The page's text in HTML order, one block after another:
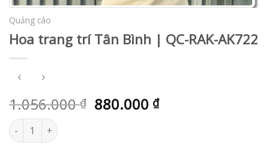
Quảng cáo
Hoa trang trí Tân Bình | QC-RAK-AK722
1.056.000₫ 880.000 ₫
Hoa trang trí Tân Bình | QC-RAK-AK722 số lượng